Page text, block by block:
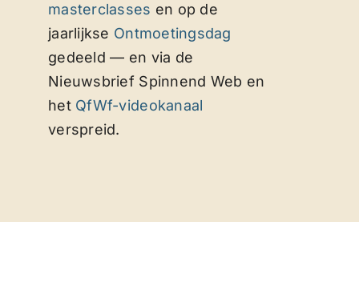
masterclasses en op de
jaarlijkse Ontmoetingsdag
gedeeld — en via de
Nieuwsbrief Spinnend Web en
het QfWf-videokanaal
verspreid.